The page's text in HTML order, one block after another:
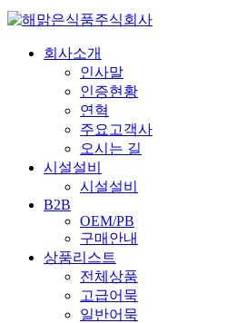
회사소개
인사말
인증현황
연혁
주요고객사
오시는 길
시설설비
시설설비
B2B
OEM/PB
구매안내
상품리스트
전체상품
고급어묵
일반어묵